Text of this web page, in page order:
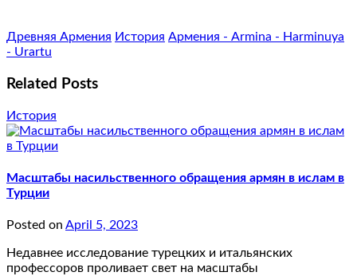
Древняя Армения История Армения - Armina - Harminuya
- Urartu
Related Posts
История
Масштабы насильственного обращения армян в ислам в
Турции
Posted on April 5, 2023
Недавнее исследование турецких и итальянских
профессоров проливает свет на масштабы